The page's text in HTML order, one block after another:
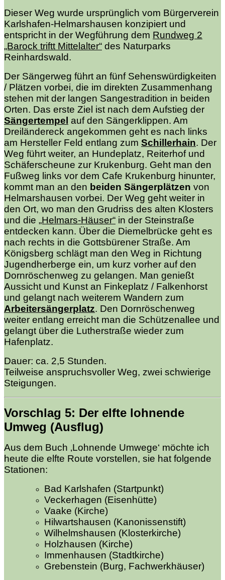
Dieser Weg wurde ursprünglich vom Bürgerverein
Karlshafen-Helmarshausen konzipiert und
entspricht in der Wegführung dem Rundweg 2
„Barock triftt Mittelalter“ des Naturparks
Reinhardswald.
Der Sängerweg führt an fünf Sehenswürdigkeiten
/ Plätzen vorbei, die im direkten Zusammenhang
stehen mit der langen Sangestradition in beiden
Orten. Das erste Ziel ist nach dem Aufstieg der
Sängertempel auf den Sängerklippen. Am
Dreiländereck angekommen geht es nach links
am Hersteller Feld entlang zum Schillerhain. Der
Weg führt weiter, an Hundeplatz, Reiterhof und
Schäferscheune zur Krukenburg. Geht man den
Fußweg links vor dem Cafe Krukenburg hinunter,
kommt man an den beiden Sängerplätzen von
Helmarshausen vorbei. Der Weg geht weiter in
den Ort, wo man den Grudriss des alten Klosters
und die „Helmars-Häuser“ in der Steinstraße
entdecken kann. Über die Diemelbrücke geht es
nach rechts in die Gottsbürener Straße. Am
Königsberg schlägt man den Weg in Richtung
Jugendherberge ein, um kurz vorher auf den
Dornröschenweg zu gelangen. Man genießt
Aussicht und Kunst an Finkeplatz / Falkenhorst
und gelangt nach weiterem Wandern zum
Arbeitersängerplatz. Den Dornröschenweg
weiter entlang erreicht man die Schützenallee und
gelangt über die Lutherstraße wieder zum
Hafenplatz.
Dauer: ca. 2,5 Stunden.
Teilweise anspruchsvoller Weg, zwei schwierige
Steigungen.
Vorschlag 5: Der elfte lohnende
Umweg (Ausflug)
Aus dem Buch ‚Lohnende Umwege‘ möchte ich
heute die elfte Route vorstellen, sie hat folgende
Stationen:
Bad Karlshafen (Startpunkt)
Veckerhagen (Eisenhütte)
Vaake (Kirche)
Hilwartshausen (Kanonissenstift)
Wilhelmshausen (Klosterkirche)
Holzhausen (Kirche)
Immenhausen (Stadtkirche)
Grebenstein (Burg, Fachwerkhäuser)